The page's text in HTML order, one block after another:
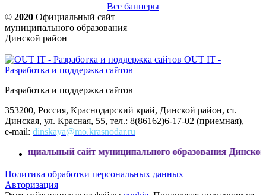
Все баннеры
© 2020 Официальный сайт
муниципального образования
Динской район
OUT IT -
Разработка и поддержка сайтов
Разработка и поддержка сайтов
353200, Россия, Краснодарский край, Динской район, ст.
Динская, ул. Красная, 55, тел.: 8(86162)6-17-02 (приемная),
e-mail: dinskaya@mo.krasnodar.ru
сайт муниципального образования Динской район
Политика обработки персональных данных
Авторизация